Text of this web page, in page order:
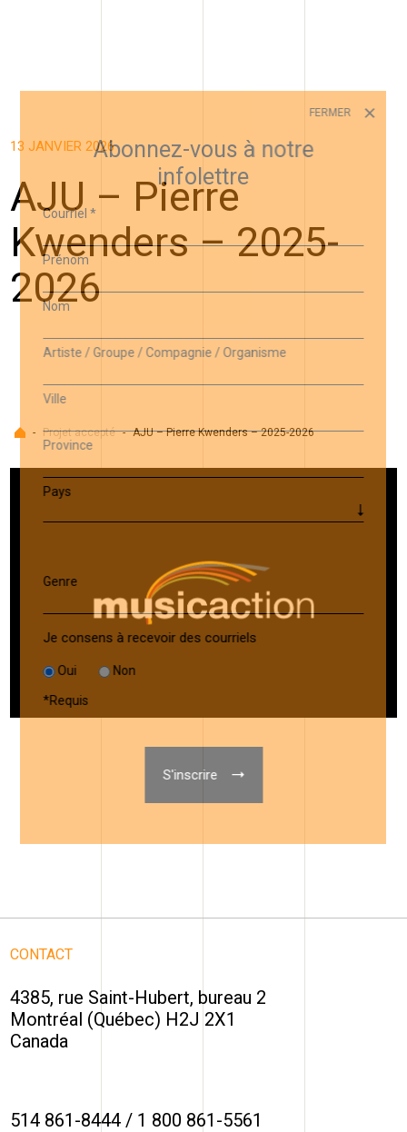
13 JANVIER 2026
AJU – Pierre
Kwenders – 2025-
2026
Accueil
- Projet accepté - AJU – Pierre Kwenders – 2025-2026
CONTACT
4385, rue Saint-Hubert, bureau 2
Montréal (Québec) H2J 2X1
Canada
514 861-8444 / 1 800 861-5561
FERMER
Abonnez-vous à notre
infolettre
Courriel*
Prénom
Nom
Artiste / Groupe / Compagnie / Organisme
Ville
Province
Pays
Genre
Je consens à recevoir des courriels
Oui Non
*Requis